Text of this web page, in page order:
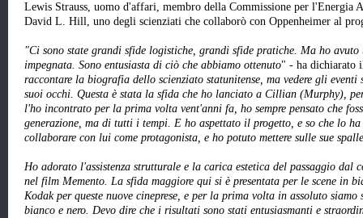
Lewis Strauss, uomo d'affari, membro della Commissione per l'Energia
David L. Hill, uno degli scienziati che collaborò con Oppenheimer al
"Ci sono state grandi sfide logistiche, grandi sfide pratiche. Ma ho avuto
impegnata. Sono entusiasta di ciò che abbiamo ottenuto" - ha dichiarato
raccontare la biografia dello scienziato statunitense, ma vedere gli
suoi occhi. Questa è stata la sfida che ho lanciato a Cillian (Murphy),
l'ho incontrato per la prima volta vent'anni fa, ho sempre pensato che
generazione, ma di tutti i tempi. E ho aspettato il progetto, e so che lo
collaborare con lui come protagonista, e ho potuto mettere sulle sue
Ho adorato l'assistenza strutturale e la carica estetica del passaggio dal
nel film Memento. La sfida maggiore qui si è presentata per le scene in
Kodak per queste nuove cineprese, e per la prima volta in assoluto
bianco e nero. Devo dire che i risultati sono stati entusiasmanti e